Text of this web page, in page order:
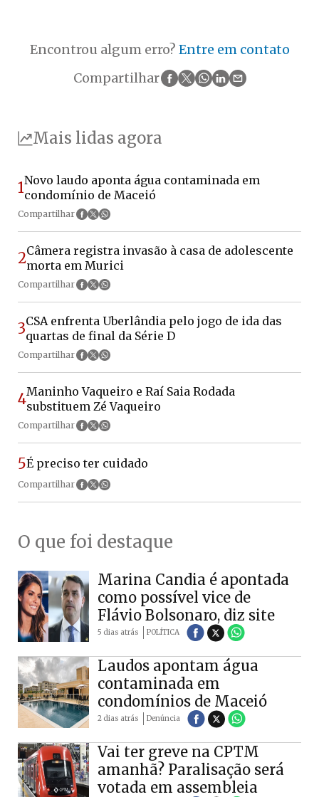
Encontrou algum erro? Entre em contato
Compartilhar
Mais lidas agora
1Novo laudo aponta água contaminada em
condomínio de Maceió
Compartilhar
2Câmera registra invasão à casa de adolescente
morta em Murici
Compartilhar
3CSA enfrenta Uberlândia pelo jogo de ida das
quartas de final da Série D
Compartilhar
4Maninho Vaqueiro e Raí Saia Rodada
substituem Zé Vaqueiro
Compartilhar
5É preciso ter cuidado
Compartilhar
O que foi destaque
Marina Candia é apontada
como possível vice de
Flávio Bolsonaro, diz site
5 dias atrás POLÍTICA
Laudos apontam água
contaminada em
condomínios de Maceió
2 dias atrás Denúncia
Vai ter greve na CPTM
amanhã? Paralisação será
votada em assembleia